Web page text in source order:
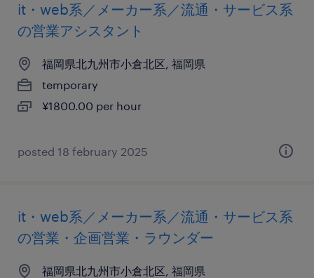
it・web系／メーカー系／流通・サービス系
の営業アシスタント
福岡県北九州市小倉北区, 福岡県
temporary
¥1800.00 per hour
posted 18 february 2025
it・web系／メーカー系／流通・サービス系
の営業・企画営業・ラウンダー
福岡県北九州市小倉北区, 福岡県